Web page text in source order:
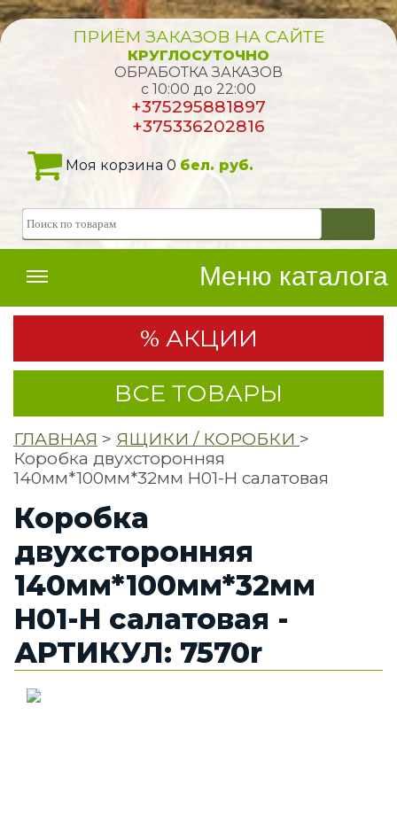
ПРИЁМ ЗАКАЗОВ НА САЙТЕ
КРУГЛОСУТОЧНО
ОБРАБОТКА ЗАКАЗОВ
с 10:00 до 22:00
+375295881897
+375336202816
Моя корзина 0 бел. руб.
Меню каталога
% АКЦИИ
ВСЕ ТОВАРЫ
ГЛАВНАЯ > ЯЩИКИ / КОРОБКИ >
Коробка двухсторонняя
140мм*100мм*32мм H01-H салатовая
Коробка
двухсторонняя
140мм*100мм*32мм
H01-H салатовая -
АРТИКУЛ: 7570r